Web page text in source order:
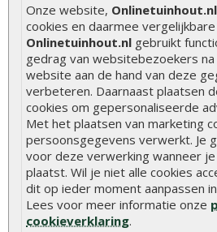
Onze website, Onlinetuinhout.nl
cookies en daarmee
Onlinetuinhout.nl gebruikt
gedrag van websitebezoekers
website aan de hand van deze
verbeteren. Daarnaast plaatsen
cookies om gepersonaliseerde
Met het plaatsen van marketing
persoonsgegevens verwerkt. Je
voor deze verwerking wanneer
plaatst. Wil je niet alle cookies
dit op ieder moment aanpassen
Lees voor meer informatie onze
cookieverklaring.
Geef beoordeling
Klanten kochten ook
Tuinscherm aanbieding
douglas 19-planks 180 x
180 cm
Het tuinscherm Douglas 19